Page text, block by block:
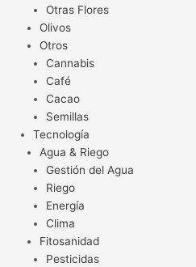
Otras Flores
Olivos
Otros
Cannabis
Café
Cacao
Semillas
Tecnología
Agua & Riego
Gestión del Agua
Riego
Energía
Clima
Fitosanidad
Pesticidas